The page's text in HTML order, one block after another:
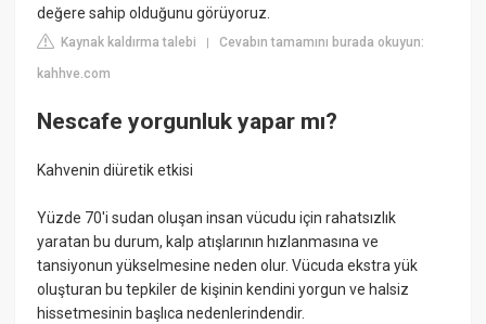
değere sahip olduğunu görüyoruz.
Kaynak kaldırma talebi |Cevabın tamamını burada okuyun:
kahhve.com
Nescafe yorgunluk yapar mı?
Kahvenin diüretik etkisi
Yüzde 70'i sudan oluşan insan vücudu için rahatsızlık
yaratan bu durum, kalp atışlarının hızlanmasına ve
tansiyonun yükselmesine neden olur. Vücuda ekstra yük
oluşturan bu tepkiler de kişinin kendini yorgun ve halsiz
hissetmesinin başlıca nedenlerindendir.